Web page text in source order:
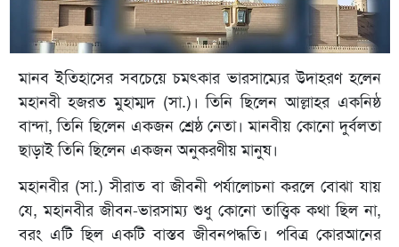
মানব ইতিহাসের সবচেয়ে চমৎকার ভারসাম্যের উদাহরণ হলেন
মহানবী হজরত মুহাম্মদ (সা.)। তিনি ছিলেন আল্লাহর একনিষ্ঠ
বান্দা, তিনি ছিলেন একজন শ্রেষ্ঠ নেতা। মানবীয় কোনো দুর্বলতা
ছাড়াই তিনি ছিলেন একজন অনুকরণীয় মানুষ।
মহানবীর (সা.) সীরাত বা জীবনী পর্যালোচনা করলে বোঝা যায়
যে, মহানবীর জীবন-ভারসাম্য শুধু কোনো তাত্ত্বিক কথা ছিল না,
বরং এটি ছিল একটি বাস্তব জীবনপদ্ধতি। পবিত্র কোরআনের